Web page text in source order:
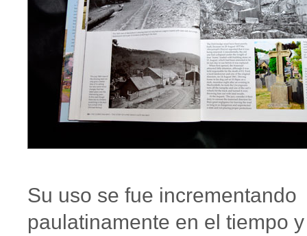
Su uso se fue incrementando
paulatinamente en el tiempo y